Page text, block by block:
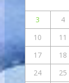
3
4
10
11
17
18
24
25